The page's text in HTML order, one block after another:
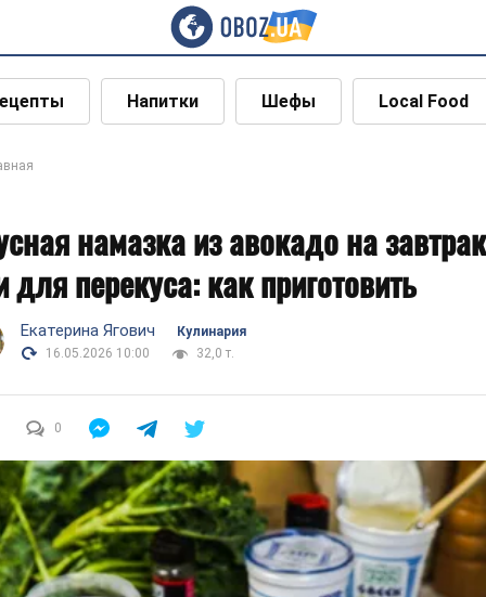
Напитки Шефы Local Food
намазка из авокадо на завтрак
для перекуса: как приготовить
Екатерина Ягович
Кулинария
16.05.2026 10:00
32,0 т.
0